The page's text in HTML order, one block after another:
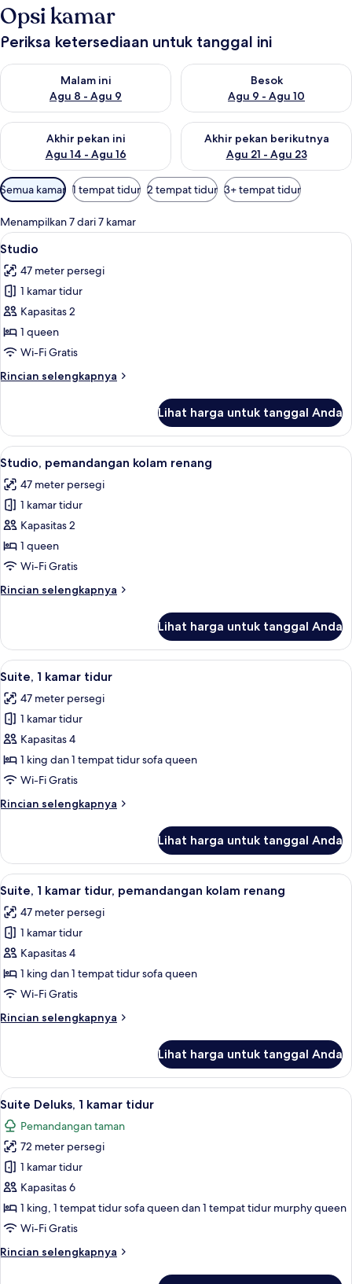
Opsi kamar
Periksa ketersediaan untuk tanggal ini
Malam ini
Agu 8 - Agu 9
Periksa ketersediaan untuk malam ini Agu 8 - Agu 9
Besok
Agu 9 - Agu 10
Periksa ketersediaan untuk
Akhir pekan ini
Agu 14 - Agu 16
Periksa ketersediaan untuk akhir pekan ini Agu 14 - Agu 16
Akhir pekan berikutnya
Agu 21 - Agu 23
Periksa ketersediaan untuk
Filter
tersedia
untuk
kamar
Semua kamar 1 tempat tidur 2 tempat tidur 3+ tempat tidur
Menampilkan 7 dari 7 kamar
Lihat
semua
foto
untuk
Studio
Seprai katun Mesir, seprai premium,
6
Studio
47 meter persegi
1 kamar tidur
Kapasitas 2
1 queen
Wi-Fi Gratis
Rincian selengkapnya
Rincian
Studio
Lihat harga untuk tanggal Anda
Lihat
semua
foto
untuk
Studio,
pemandangan
kolam
Seprai katun Mesir, seprai premium,
6
Studio, pemandangan kolam renang
47 meter persegi
1 kamar tidur
Kapasitas 2
1 queen
Wi-Fi Gratis
Rincian selengkapnya
Rincian
Studio,
pemandangan
kolam
Lihat harga untuk tanggal Anda
Lihat
semua
foto
untuk
Suite,
1
kamar
Suite, 1 kamar tidur | Seprai katun
8
Suite, 1 kamar tidur
47 meter persegi
1 kamar tidur
Kapasitas 4
1 king dan 1 tempat tidur sofa queen
Wi-Fi Gratis
Rincian selengkapnya
Rincian
Suite,
kamar
Lihat harga untuk tanggal Anda
Lihat
semua
foto
untuk
Suite,
1
kamar
pemandangan
Seprai katun Mesir, seprai premium,
7
Suite, 1 kamar tidur, pemandangan kolam renang
47 meter persegi
1 kamar tidur
Kapasitas 4
1 king dan 1 tempat tidur sofa queen
Wi-Fi Gratis
Rincian selengkapnya
Rincian
Suite,
kamar
pemandangan
kolam
renang
Lihat harga untuk tanggal Anda
Lihat
semua
foto
untuk
Suite
Deluks,
1
kamar
Suite Deluks, 1 kamar tidur | Seprai
7
Suite Deluks, 1 kamar tidur
Pemandangan taman
72 meter persegi
1 kamar tidur
Kapasitas 6
1 king, 1 tempat tidur sofa queen dan 1 tempat tidur murphy queen
Wi-Fi Gratis
Rincian selengkapnya
Rincian